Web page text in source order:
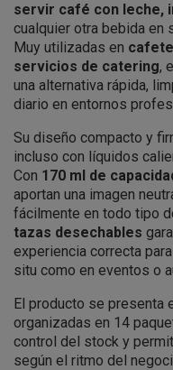
servir café con leche,
cualquier otra bebida en
Muy utilizadas en
servicios de catering,
una alternativa rápida,
diario en entornos
Su diseño compacto y
incluso con líquidos
Con 170 ml de
aportan una imagen
fácilmente en todo tipo
tazas desechables
experiencia correcta
situ como en eventos o
El producto se presenta
organizadas en 14
control del stock y
según el ritmo del